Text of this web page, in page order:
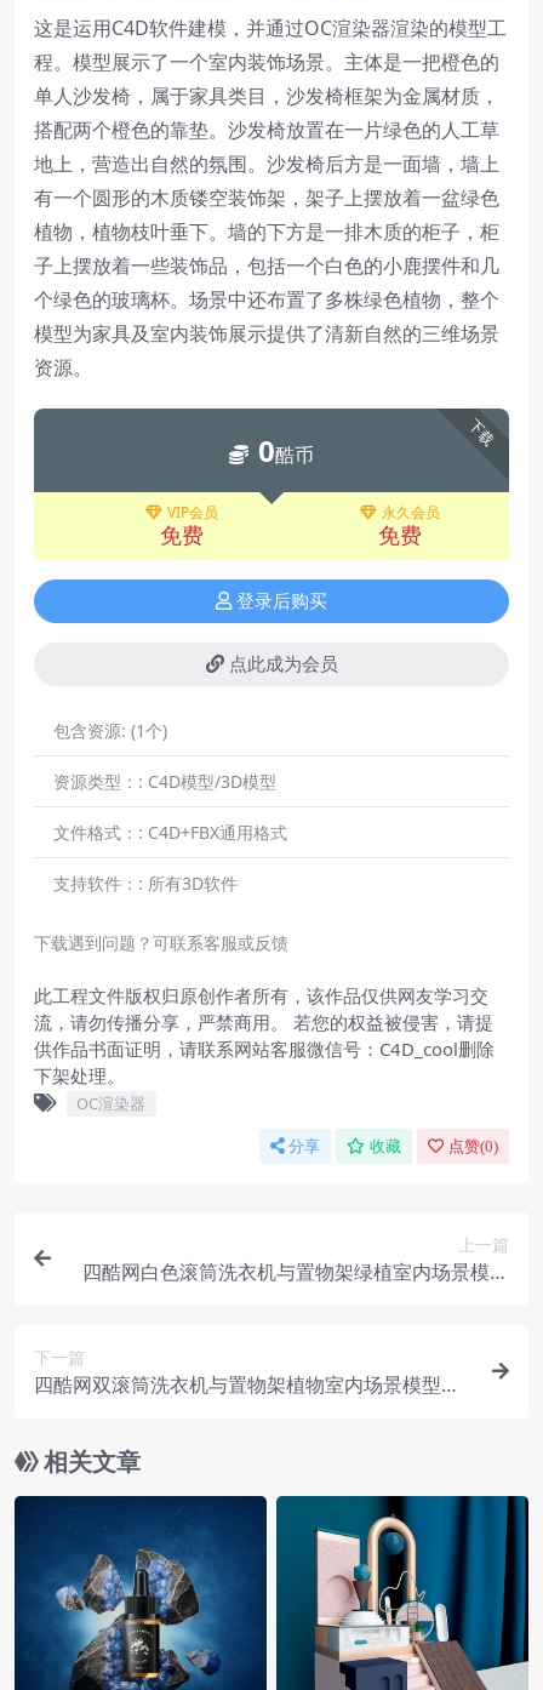
这是运用C4D软件建模，并通过OC渲染器渲染的模型工
程。模型展示了一个室内装饰场景。主体是一把橙色的
单人沙发椅，属于家具类目，沙发椅框架为金属材质，
搭配两个橙色的靠垫。沙发椅放置在一片绿色的人工草
地上，营造出自然的氛围。沙发椅后方是一面墙，墙上
有一个圆形的木质镂空装饰架，架子上摆放着一盆绿色
植物，植物枝叶垂下。墙的下方是一排木质的柜子，柜
子上摆放着一些装饰品，包括一个白色的小鹿摆件和几
个绿色的玻璃杯。场景中还布置了多株绿色植物，整个
模型为家具及室内装饰展示提供了清新自然的三维场景
资源。
下载
0酷币
VIP会员
免费
永久会员
免费
登录后购买
点此成为会员
包含资源: (1个)
资源类型：: C4D模型/3D模型
文件格式：: C4D+FBX通用格式
支持软件：: 所有3D软件
下载遇到问题？可联系客服或反馈
此工程文件版权归原创作者所有，该作品仅供网友学习交
流，请勿传播分享，严禁商用。 若您的权益被侵害，请提
供作品书面证明，请联系网站客服微信号：C4D_cool删除
下架处理。
OC渲染器
分享 收藏 点赞(0)
上一篇
四酷网白色滚筒洗衣机与置物架绿植室内场景模型
下一篇
四酷网双滚筒洗衣机与置物架植物室内场景模型工
相关文章